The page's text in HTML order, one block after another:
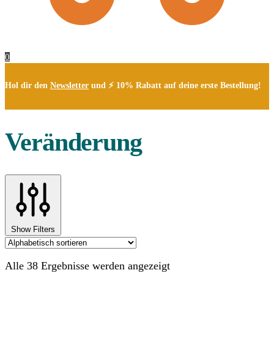
0
Hol dir den Newsletter und ⚡ 10% Rabatt auf deine erste Bestellung!
Veränderung
Show Filters
Alle 38 Ergebnisse werden angezeigt